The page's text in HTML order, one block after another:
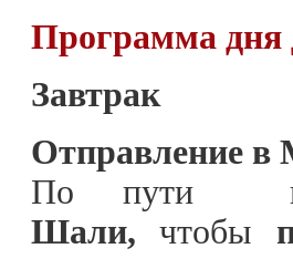
Программа дня
Завтрак
Отправление в
По пути в
Шали, чтобы